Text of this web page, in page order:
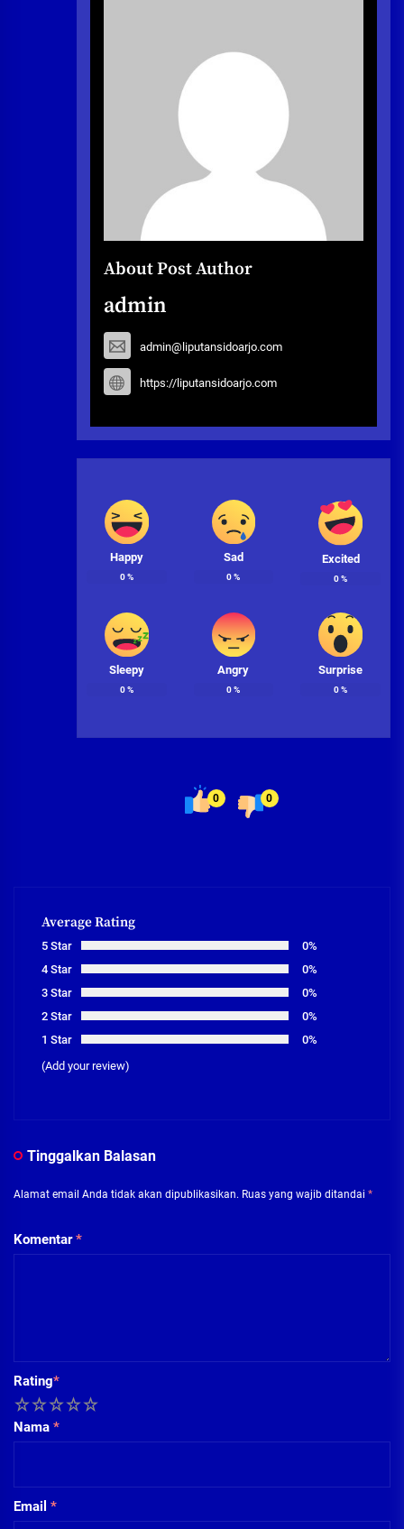
About Post Author
admin
admin@liputansidoarjo.com
https://liputansidoarjo.com
Happy
0%
Sad
0%
Excited
0%
Sleepy
0%
Angry
0%
Surprise
0%
0 0
Average Rating
5 Star
0%
4 Star
0%
3 Star
0%
2 Star
0%
1 Star
0%
(Add your review)
Tinggalkan Balasan
Alamat email Anda tidak akan dipublikasikan. Ruas yang wajib ditandai *
Komentar*
Rating*
5
4
3
2
Nama *
Email *